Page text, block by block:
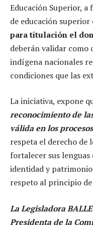
Educación Superior, a
de educación superior
para titulación el
deberán validar como
indígena nacionales
condiciones que las
La iniciativa, expone
reconocimiento de
válida en los
respeta el derecho de
fortalecer sus
identidad y
respeto al principio
La Legisladora
Presidenta de la